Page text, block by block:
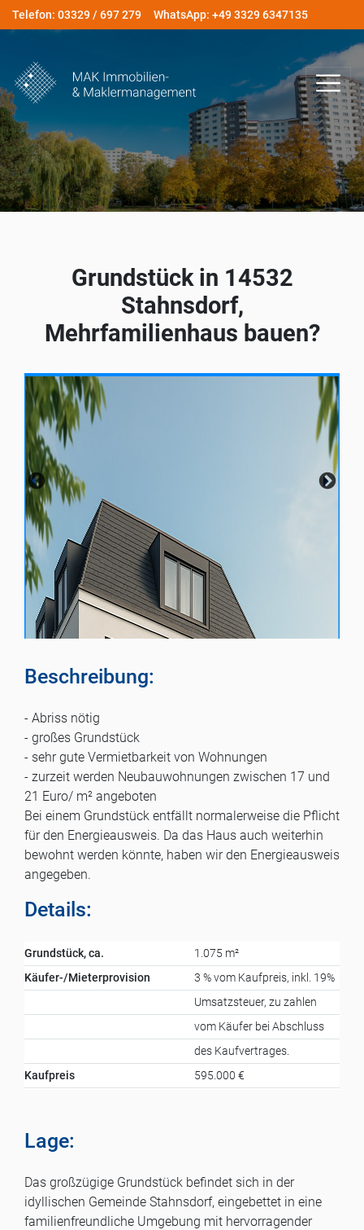
Telefon: 03329 / 697 279 WhatsApp: +49 3329 6347135
Grundstück in 14532
Stahnsdorf,
Mehrfamilienhaus bauen?
Beschreibung:
- Abriss nötig
- großes Grundstück
- sehr gute Vermietbarkeit von Wohnungen
- zurzeit werden Neubauwohnungen zwischen 17 und
21 Euro/ m² angeboten
Bei einem Grundstück entfällt normalerweise die Pflicht
für den Energieausweis. Da das Haus auch weiterhin
bewohnt werden könnte, haben wir den Energieausweis
angegeben.
Details:
Grundstück, ca.
1.075 m²
Käufer-/Mieterprovision
3 % vom Kaufpreis, inkl. 19%
Umsatzsteuer, zu zahlen
vom Käufer bei Abschluss
des Kaufvertrages.
Kaufpreis
595.000 €
Lage:
Das großzügige Grundstück befindet sich in der
idyllischen Gemeinde Stahnsdorf, eingebettet in eine
familienfreundliche Umgebung mit hervorragender